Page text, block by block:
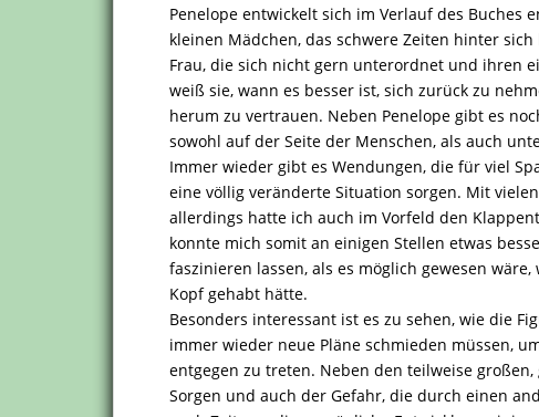
Penelope entwickelt sich im Verlauf des Buches
kleinen Mädchen, das schwere Zeiten hinter
Frau, die sich nicht gern unterordnet und ihren
weiß sie, wann es besser ist, sich zurück zu
herum zu vertrauen. Neben Penelope gibt es
sowohl auf der Seite der Menschen, als auch
Immer wieder gibt es Wendungen, die für viel
eine völlig veränderte Situation sorgen. Mit
allerdings hatte ich auch im Vorfeld den
konnte mich somit an einigen Stellen etwas
faszinieren lassen, als es möglich gewesen
Kopf gehabt hätte.
Besonders interessant ist es zu sehen, wie die
immer wieder neue Pläne schmieden müssen,
entgegen zu treten. Neben den teilweise
Sorgen und auch der Gefahr, die durch einen